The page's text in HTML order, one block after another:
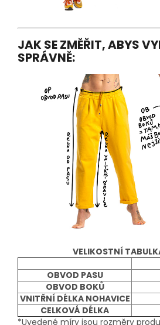
JAK SE ZMĚŘIT, ABYS
SPRÁVNĚ:
VELIKOSTNÍ
OBVOD PASU
OBVOD BOKŮ
VNITŘNÍ DÉLKA NOHAVICE
CELKOVÁ DÉLKA
*Uvedené míry jsou rozměry